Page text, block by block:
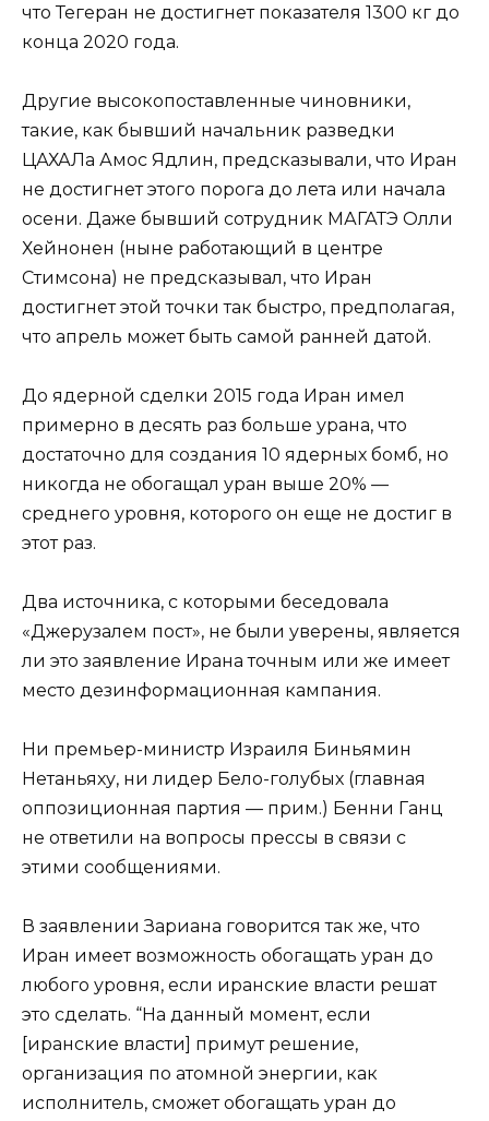
что Тегеран не достигнет показателя 1300 кг до
конца 2020 года.
Другие высокопоставленные чиновники,
такие, как бывший начальник разведки
ЦАХАЛа Амос Ядлин, предсказывали, что Иран
не достигнет этого порога до лета или начала
осени. Даже бывший сотрудник МАГАТЭ Олли
Хейнонен (ныне работающий в центре
Стимсона) не предсказывал, что Иран
достигнет этой точки так быстро, предполагая,
что апрель может быть самой ранней датой.
До ядерной сделки 2015 года Иран имел
примерно в десять раз больше урана, что
достаточно для создания 10 ядерных бомб, но
никогда не обогащал уран выше 20% —
среднего уровня, которого он еще не достиг в
этот раз.
Два источника, с которыми беседовала
«Джерузалем пост», не были уверены, является
ли это заявление Ирана точным или же имеет
место дезинформационная кампания.
Ни премьер-министр Израиля Биньямин
Нетаньяху, ни лидер Бело-голубых (главная
оппозиционная партия — прим.) Бенни Ганц
не ответили на вопросы прессы в связи с
этими сообщениями.
В заявлении Зариана говорится так же, что
Иран имеет возможность обогащать уран до
любого уровня, если иранские власти решат
это сделать. “На данный момент, если
[иранские власти] примут решение,
организация по атомной энергии, как
исполнитель, сможет обогащать уран до